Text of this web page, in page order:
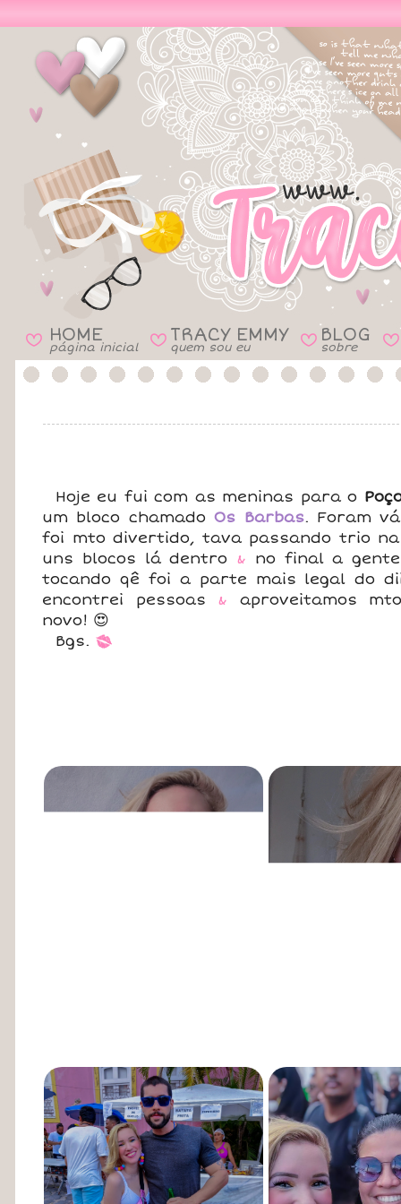
B HOME
página inicial B TRACY EMMY
quem sou eu B BLOG
sobre B
Hoje eu fui com as meninas para o
um bloco chamadoOs Barbas. Foram
foi mto divertido, tava passando trio
uns blocos lá dentro & no final a
tocando qê foi a parte mais legal do
encontrei pessoas & aproveitamos
novo! 😍
Bgs. *